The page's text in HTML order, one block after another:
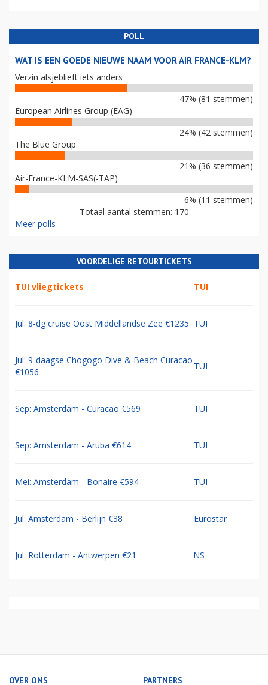
POLL
WAT IS EEN GOEDE NIEUWE NAAM VOOR AIR FRANCE-KLM?
Verzin alsjeblieft iets anders
47% (81 stemmen)
European Airlines Group (EAG)
24% (42 stemmen)
The Blue Group
21% (36 stemmen)
Air-France-KLM-SAS(-TAP)
6% (11 stemmen)
Totaal aantal stemmen: 170
Meer polls
VOORDELIGE RETOURTICKETS
TUI vliegtickets TUI
Jul: 8-dg cruise Oost Middellandse Zee €1235 TUI
Jul: 9-daagse Chogogo Dive & Beach Curacao
€1056
TUI
Sep: Amsterdam - Curacao €569 TUI
Sep: Amsterdam - Aruba €614 TUI
Mei: Amsterdam - Bonaire €594 TUI
Jul: Amsterdam - Berlijn €38 Eurostar
Jul: Rotterdam - Antwerpen €21 NS
OVER ONS PARTNERS